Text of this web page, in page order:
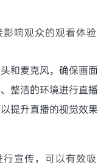
响观众的观看体
和麦克风，确保画面
整洁的环境进行直播
提升直播的视觉效果
宣传，可以有效吸